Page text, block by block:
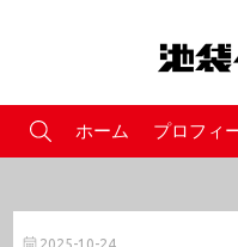
ホーム プロフィ
2025-10-24